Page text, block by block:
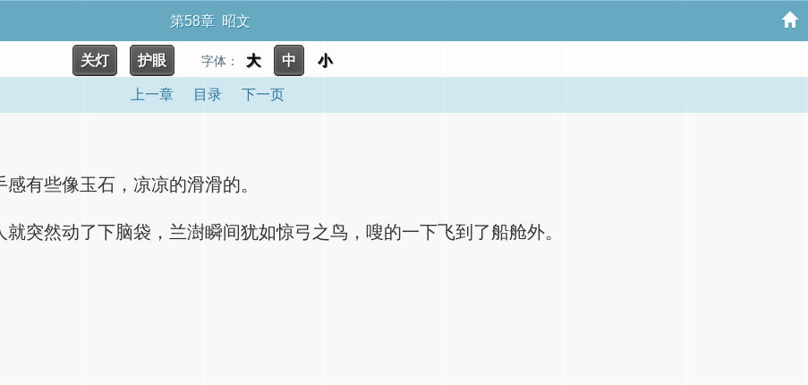
第58章 昭文
关灯 护眼 字体： 大 中 小
上一章 目录 下一页
有些像玉石，凉凉的滑滑的。
突然动了下脑袋，兰澍瞬间犹如惊弓之鸟，嗖的一下飞到了船舱外。